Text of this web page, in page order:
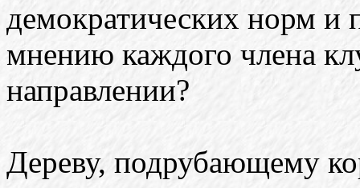
демократических норм и
мнению каждого члена
направлении?
Дереву, подрубающему